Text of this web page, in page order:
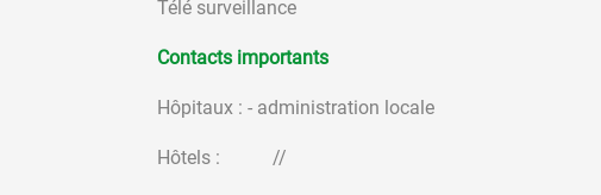
Télé surveillance
Contacts importants
Hôpitaux : - administration locale
Hôtels : //